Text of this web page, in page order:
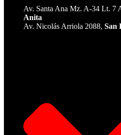
Av. Santa Ana Mz. A-34 Lt. 7
Anita
Av. Nicolás Arriola 2088, San